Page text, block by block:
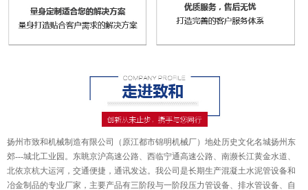
扬州市致和机械制造有限公司（原江都市锦明机械厂）地处历史文化名城扬州东
郊---城北工业园。东眺京沪高速公路、西临宁通高速公路、南濒长江黄金水道、
北依京杭大运河，交通便捷，通讯发达。我公司是长期生产混凝土水泥管设备和
冶金制品的专业厂家，主要产品有三阶段与一阶段压力管设备、排水管设备、自